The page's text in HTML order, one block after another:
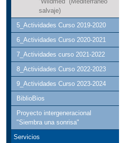
salvaje)
5_Actividades Curso 2019-2020
6_Actividades Curso 2020-2021
7_Actividades curso 2021-2022
8_Actividades Curso 2022-2023
9_Actividades Curso 2023-2024
BiblioBios
Proyecto intergeneracional
"Siembra una sonrisa"
Servicios